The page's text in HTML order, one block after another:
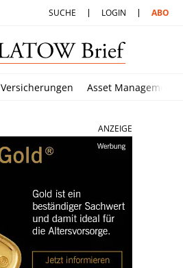
SUCHE LOGIN ABO
Versicherungen Asset Management
ANZEIGE